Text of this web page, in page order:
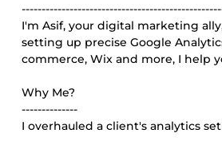
I'm Asif, your digital marketing
setting up precise Google
commerce, Wix and more, I help
Why Me?
--------------
I overhauled a client's analytics